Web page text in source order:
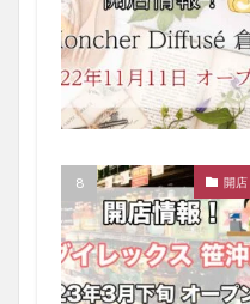
開店